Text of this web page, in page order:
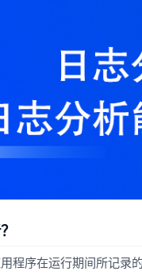
程序在运行期间所记录